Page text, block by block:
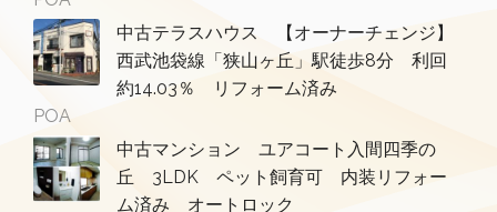
中古テラスハウス 【オーナーチェンジ】
西武池袋線「狭山ヶ丘」駅徒歩8分 利回
約14.03％ リフォーム済み
POA
中古マンション ユアコート入間四季の
丘 3LDK ペット飼育可 内装リフォー
ム済み オートロック